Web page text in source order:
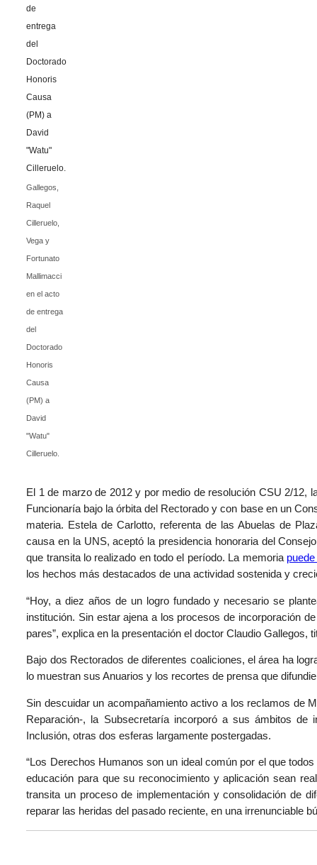
Gallegos,
Raquel
Cilleruelo,
Vega y
Fortunato
Mallimacci
en el acto
de entrega
del
Doctorado
Honoris
Causa
(PM) a
David
"Watu"
Cilleruelo.
El 1 de marzo de 2012 y por medio de resolución CSU 2/12,
Funcionaría bajo la órbita del Rectorado y con base en un
materia. Estela de Carlotto, referenta de las Abuelas de
causa en la UNS, aceptó la presidencia honoraria del
que transita lo realizado en todo el período. La memoria
los hechos más destacados de una actividad sostenida y
“Hoy, a diez años de un logro fundado y necesario se
institución. Sin estar ajena a los procesos de incorporación
pares”, explica en la presentación el doctor Claudio Gallegos,
Bajo dos Rectorados de diferentes coaliciones, el área ha
lo muestran sus Anuarios y los recortes de prensa que
Sin descuidar un acompañamiento activo a los reclamos de
Reparación-, la Subsecretaría incorporó a sus ámbitos
Inclusión, otras dos esferas largamente postergadas.
“Los Derechos Humanos son un ideal común por el que
educación para que su reconocimiento y aplicación sean
transita un proceso de implementación y consolidación de
reparar las heridas del pasado reciente, en una irrenunciable